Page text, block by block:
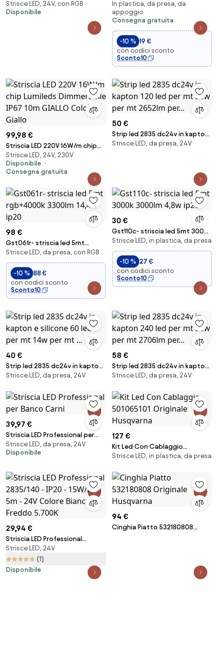
Multicolore 16W/m 24VDC IP20
5m Professional Colore RGB
Strisce LED, 24V, con RGB
Disponibile
cm 3w 3000k 400lm nero in
plastica
In plastica, da presa, da
appoggio
Consegna gratuita
-10 % 19 €
con codici sconto
Sconto10
99,98 €
Striscia LED 220V 16W/m chip
Lumileds Dimmerabile IP67 10m
GIALLO Colore Giallo
Strisce LED, 24V, 230V
Disponibile
Consegna gratuita
50 €
Strip led 2835 dc24v in kapton
120 led per mt 26w per mt
Strisce LED, da presa, 24V
98 €
Gst061r- striscia led 5mt
rgb+4000k 3300lm 14,4w ip20
Strisce LED, da presa, con RGB
-10 % 88 €
con codici sconto
Sconto10
30 €
Gst110c- striscia led 5mt 3000k
3000lm 4,8w ip20
Strisce LED, in plastica, da presa
-10 % 27 €
con codici sconto
Sconto10
40 €
Strip led 2835 dc24v in kapton
e silicone 60 led per mt 14w per
Strisce LED, da presa, 24V
58 €
Strip led 2835 dc24v in kapton
240 led per mt 26w per mt
Strisce LED, da presa, 24V
39,97 €
Striscia LED Professional per
Banco Carni
Strisce LED, da presa, 24V
Disponibile
127 €
Kit Led Con Cablaggio
501065101 Originale Husqvarna
Strisce LED, in plastica, da presa
29,94 €
Striscia LED Professional
2835/140 - IP20 - 15W/m - 5m -
24V Colore Bianco Freddo
5.700K
Strisce LED, 24V
(1)
Disponibile
94 €
Cinghia Piatto 532180808